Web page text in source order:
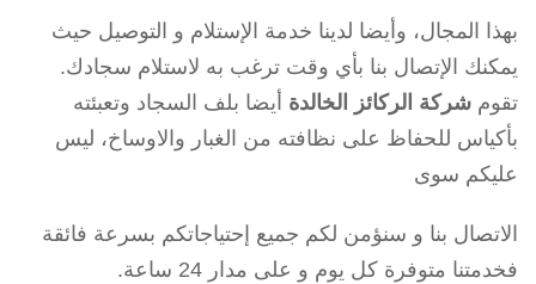
بهذا المجال، وأيضا لدينا خدمة الإستلام و التوصيل حيث
يمكنك الإتصال بنا بأي وقت ترغب به لاستلام سجادك.
تقوم شركة الركائز الخالدة أيضا بلف السجاد وتعبئته
بأكياس للحفاظ على نظافته من الغبار والاوساخ، ليس
عليكم سوى
الاتصال بنا و سنؤمن لكم جميع إحتياجاتكم بسرعة فائقة
فخدمتنا متوفرة كل يوم و على مدار 24 ساعة.